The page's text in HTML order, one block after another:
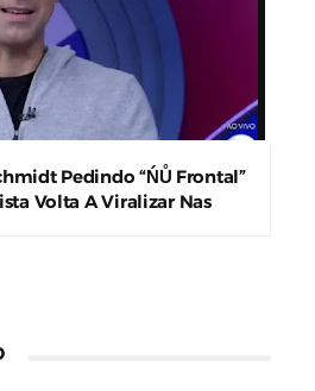
Pedindo “ŃŮ Frontal”
Volta A Viralizar Nas